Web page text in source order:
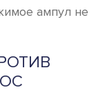
ампул не